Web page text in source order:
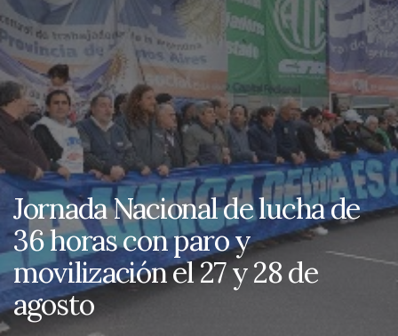
Jornada Nacional de lucha de
36 horas con paro y
movilización el 27 y 28 de
agosto